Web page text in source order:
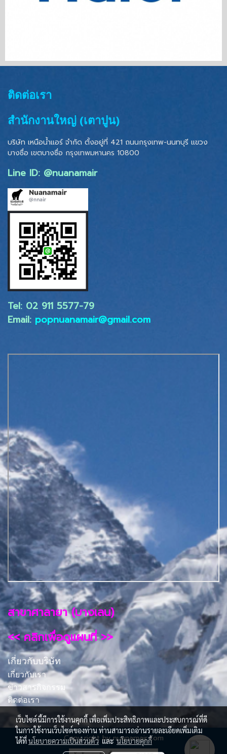
ติดต่อเรา
สำนักงานใหญ่ (เตาปูน)
บริษัท เหนือน้ำแอร์ จำกัด ตั้งอยู่ที่ 421 ถนนกรุงเทพ-นนทบุรี แขวง
บางซื่อ เขตบางซื่อ กรุงเทพมหานคร 10800
Line ID: @nuanamair
Tel: 02 ​911 5577-79
Email: popnuanamair@gmail.com
สาขาศาลายา (บางเลน)
<< คลิกเพื่อดูแผนที่ >>
เกี่ยวกับบริษัท
เกี่ยวกับเรา
ข่าวสารกิจกรรม
ติดต่อเรา
Copy right by nuanamair.com
เว็บไซต์นี้มีการใช้งานคุกกี้ เพื่อเพิ่มประสิทธิภาพและประสบการณ์ที่ดี
ในการใช้งานเว็บไซต์ของท่าน ท่านสามารถอ่านรายละเอียดเพิ่มเติม
ได้ที่นโยบายความเป็นส่วนตัวและนโยบายคุกกี้